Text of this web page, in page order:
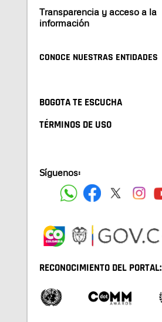
Transparencia y acceso a la
información
CONOCE NUESTRAS ENTIDADES
BOGOTA TE ESCUCHA
TÉRMINOS DE USO
Síguenos:
RECONOCIMIENTO DEL PORTAL: